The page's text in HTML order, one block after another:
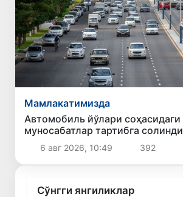
Мамлакатимизда
Автомобиль йўлари соҳасидаги
муносабатлар тартибга солинди
6 авг 2026, 10:49 392
Сўнгги янгиликлар